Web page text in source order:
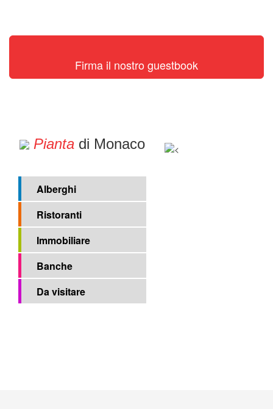
Firma il nostro guestbook
Pianta di Monaco
Alberghi
Ristoranti
Immobiliare
Banche
Da visitare